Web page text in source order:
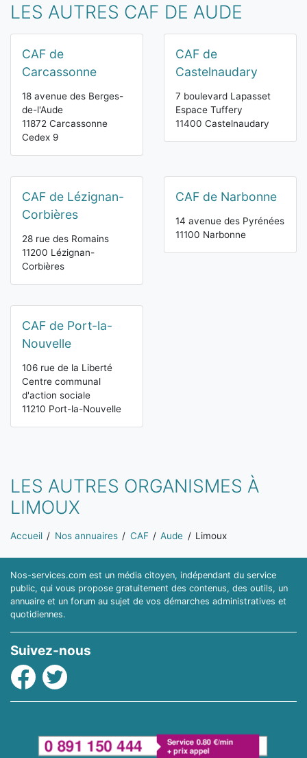
LES AUTRES CAF DE AUDE
CAF de
Carcassonne
18 avenue des Berges-
de-l'Aude
11872 Carcassonne
Cedex 9
CAF de
Castelnaudary
7 boulevard Lapasset
Espace Tuffery
11400 Castelnaudary
CAF de Lézignan-
Corbières
28 rue des Romains
11200 Lézignan-
Corbières
CAF de Narbonne
14 avenue des Pyrénées
11100 Narbonne
CAF de Port-la-
Nouvelle
106 rue de la Liberté
Centre communal
d'action sociale
11210 Port-la-Nouvelle
LES AUTRES ORGANISMES À
LIMOUX
Vous êtes ici:
Accueil Nos annuaires CAF Aude Limoux
Nos-services.com est un média citoyen, indépendant du service
public, qui vous propose gratuitement des contenus, des outils, un
annuaire et un forum au sujet de vos démarches administratives et
quotidiennes.
Suivez-nous
Facebook
Twitter